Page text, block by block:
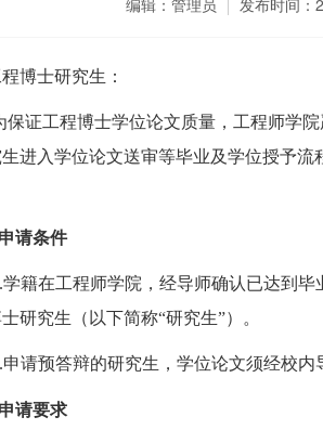
编辑：管理员 发布时间：
博士研究生：
保证工程博士学位论文质量，工程师学
进入学位论文送审等毕业及学位授予流
请条件
学籍在工程师学院 ， 经导师确认已达到毕
研究生（以下简称“研究生”）。
申请预答辩的研究生，学位论文须经校内
请要求